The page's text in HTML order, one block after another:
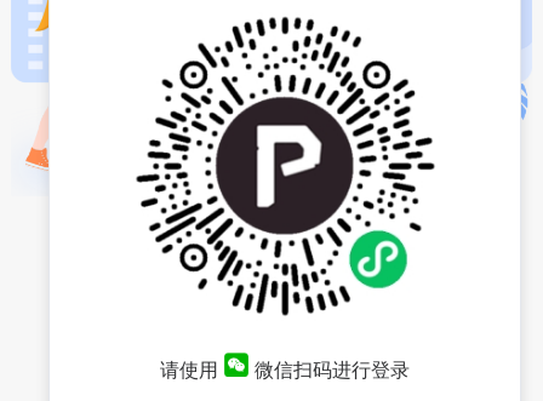
请使用 微信扫码进行登录